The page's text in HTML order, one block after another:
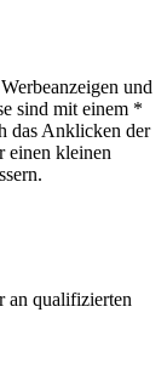
und
sind mit einem *
das Anklicken der
einen kleinen
an qualifizierten